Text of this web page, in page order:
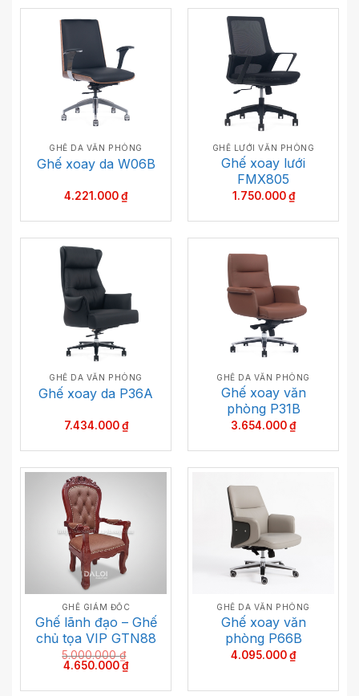
GHẾ DA VĂN PHÒNG
Ghế xoay da W06B
4.221.000₫
GHẾ LƯỚI VĂN PHÒNG
Ghế xoay lưới
FMX805
1.750.000₫
GHẾ DA VĂN PHÒNG
Ghế xoay da P36A
7.434.000₫
GHẾ DA VĂN PHÒNG
Ghế xoay văn
phòng P31B
3.654.000₫
GHẾ GIÁM ĐỐC
Ghế lãnh đạo – Ghế
chủ tọa VIP GTN88
5.000.000₫
Giá
4.650.000₫Giá
hiện
GHẾ DA VĂN PHÒNG
Ghế xoay văn
phòng P66B
4.095.000₫